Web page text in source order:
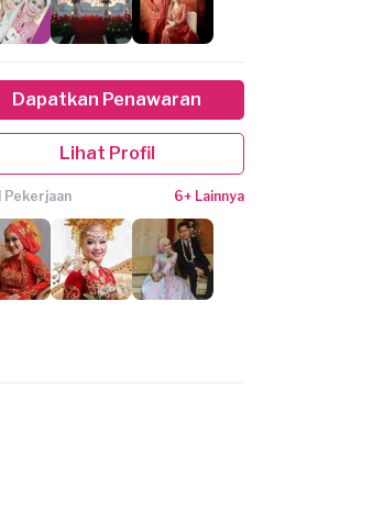
Dapatkan Penawaran
Lihat Profil
Pekerjaan 6+ Lainnya